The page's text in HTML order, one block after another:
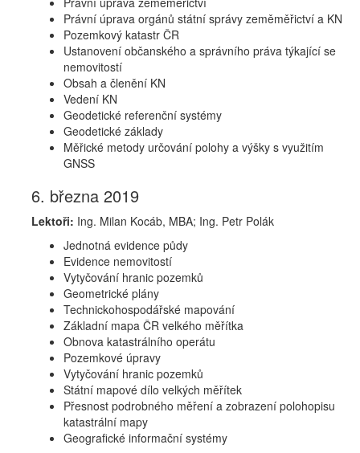
Právní úprava orgánů státní správy zeměměřictví a KN
Pozemkový katastr ČR
Ustanovení občanského a správního práva týkající se
nemovitostí
Obsah a členění KN
Vedení KN
Geodetické referenční systémy
Geodetické základy
Měřické metody určování polohy a výšky s využitím
GNSS
6. března 2019
Lektoři: Ing. Milan Kocáb, MBA; Ing. Petr Polák
Jednotná evidence půdy
Evidence nemovitostí
Vytyčování hranic pozemků
Geometrické plány
Technickohospodářské mapování
Základní mapa ČR velkého měřítka
Obnova katastrálního operátu
Pozemkové úpravy
Vytyčování hranic pozemků
Státní mapové dílo velkých měřítek
Přesnost podrobného měření a zobrazení polohopisu
katastrální mapy
Geografické informační systémy